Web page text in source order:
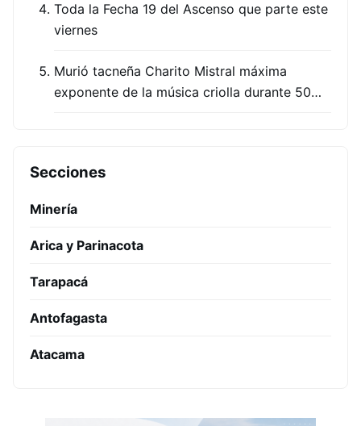
Toda la Fecha 19 del Ascenso que parte este
viernes
Murió tacneña Charito Mistral máxima
exponente de la música criolla durante 50…
Secciones
Minería
Arica y Parinacota
Tarapacá
Antofagasta
Atacama